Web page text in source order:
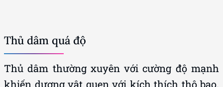
Thủ dâm thường xuyên với cường độ mạnh
khiến dương vật quen với kích thích thô bạo.
Khi "lâm trận" thực sự, những vuốt ve nhẹ